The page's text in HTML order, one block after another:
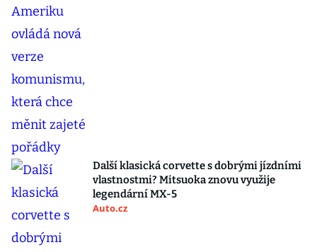
Další klasická corvette s dobrými jízdními
vlastnostmi? Mitsuoka znovu využije
legendární MX-5
Auto.cz